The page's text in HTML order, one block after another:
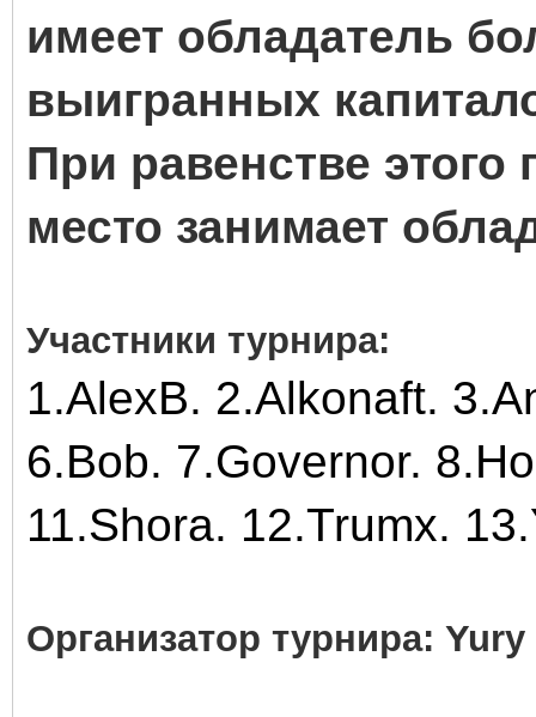
имеет обладатель
выигранных
При равенстве этого
место занимает
Участники турнира:
1.AlexB. 2.Alkonaft.
6.Bob. 7.Governor.
11.Shora. 12.Trumx.
Организатор турнира: Yury